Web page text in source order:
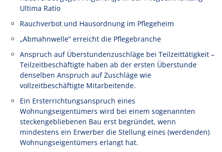
Ultima Ratio
Rauchverbot und Hausordnung im Pflegeheim
„Abmahnwelle“ erreicht die Pflegebranche
Anspruch auf Überstundenzuschläge bei Teilzeittätigkeit –
Teilzeitbeschäftigte haben ab der ersten Überstunde
denselben Anspruch auf Zuschläge wie
vollzeitbeschäftigte Mitarbeitende.
Ein Ersterrichtungsanspruch eines
Wohnungseigentümers wird bei einem sogenannten
steckengebliebenen Bau erst begründet, wenn
mindestens ein Erwerber die Stellung eines (werdenden)
Wohnungseigentümers erlangt hat.